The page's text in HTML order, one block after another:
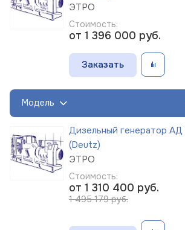
ЭТРО
Стоимость:
от 1 396 000 руб.
Заказать
Модель
Дизельный генератор
(Deutz)
ЭТРО
Стоимость:
от 1 310 400 руб.
1 495 179 руб.